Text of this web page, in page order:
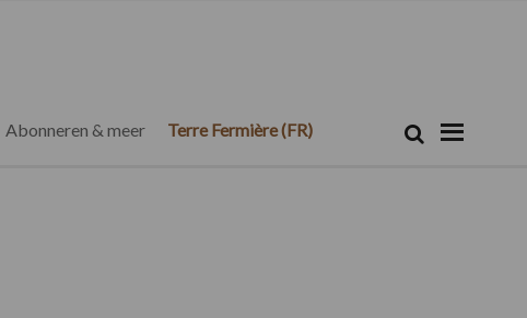
Abonneren & meer Terre Fermière (FR) Zoek